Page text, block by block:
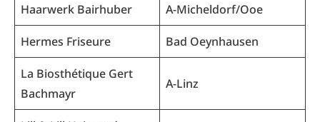
Haarwerk Bairhuber A-Micheldorf/Ooe
Hermes Friseure Bad Oeynhausen
La Biosthétique Gert
Bachmayr
A-Linz